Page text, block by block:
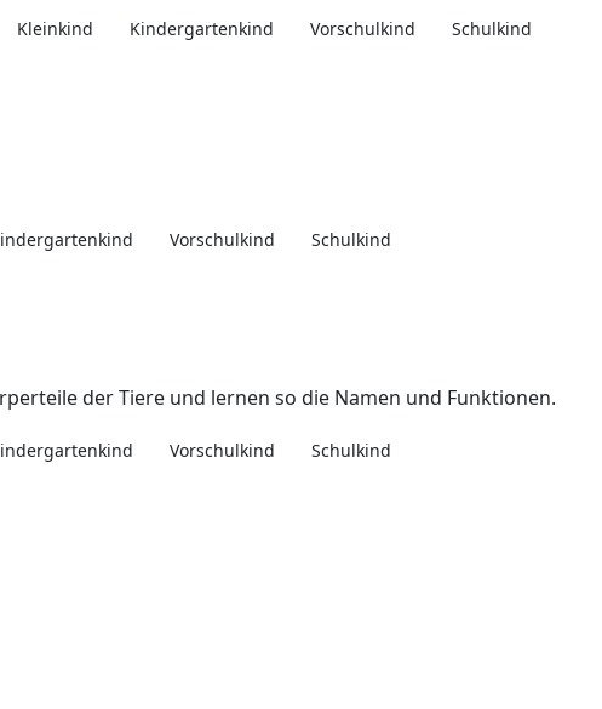
Kleinkind Kindergartenkind Vorschulkind Schulkind
Vorschulkind Schulkind
der Tiere und lernen so die Namen und Funktionen.
Vorschulkind Schulkind